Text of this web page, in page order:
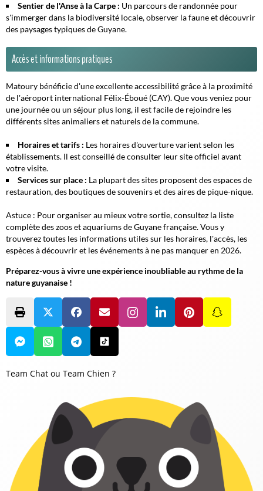
Sentier de l'Anse à la Carpe : Un parcours de randonnée pour
s'immerger dans la biodiversité locale, observer la faune et découvrir
des paysages typiques de Guyane.
Accès et informations pratiques
Matoury bénéficie d'une excellente accessibilité grâce à la proximité
de l'aéroport international Félix-Éboué (CAY). Que vous veniez pour
une journée ou un séjour plus long, il est facile de rejoindre les
différents sites animaliers et naturels de la commune.
Horaires et tarifs : Les horaires d'ouverture varient selon les
établissements. Il est conseillé de consulter leur site officiel avant
votre visite.
Services sur place : La plupart des sites proposent des espaces de
restauration, des boutiques de souvenirs et des aires de pique-nique.
Astuce : Pour organiser au mieux votre sortie, consultez la liste
complète des zoos et aquariums de Guyane française. Vous y
trouverez toutes les informations utiles sur les horaires, l'accès, les
espèces à découvrir et les événements à ne pas manquer en 2026.
Préparez-vous à vivre une expérience inoubliable au rythme de la
nature guyanaise !
Team Chat ou Team Chien ?